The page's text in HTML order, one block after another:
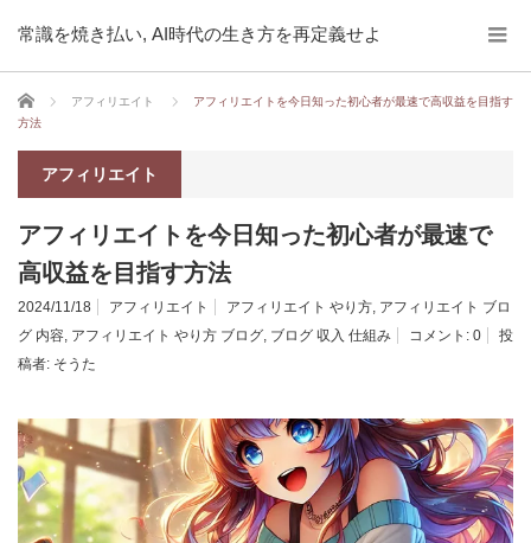
常識を焼き払い, AI時代の生き方を再定義せよ
ホーム アフィリエイト
アフィリエイトを今日知った初心者が最速で高収益を目指す
方法
アフィリエイト
アフィリエイトを今日知った初心者が最速で
高収益を目指す方法
2024/11/18 アフィリエイト アフィリエイト やり方, アフィリエイト ブロ
グ 内容, アフィリエイト やり方 ブログ, ブログ 収入 仕組み コメント: 0
投
稿者: そうた